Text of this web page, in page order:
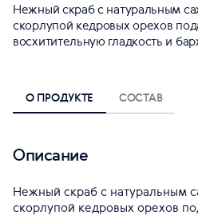
Нежный скраб с натуральным
скорлупой кедровых орехов
восхитительную гладкость и
О ПРОДУКТЕ СОСТАВ
Описание
Нежный скраб с натуральным
скорлупой кедровых орехов